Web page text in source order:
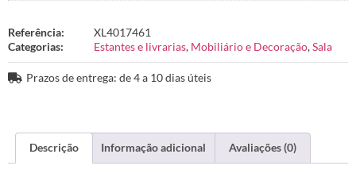
Referência:
XL4017461
Categorias:
Estantes e livrarias, Mobiliário e Decoração,Sala
Prazos de entrega: de 4 a 10 dias úteis
Descrição Informação adicional Avaliações (0)